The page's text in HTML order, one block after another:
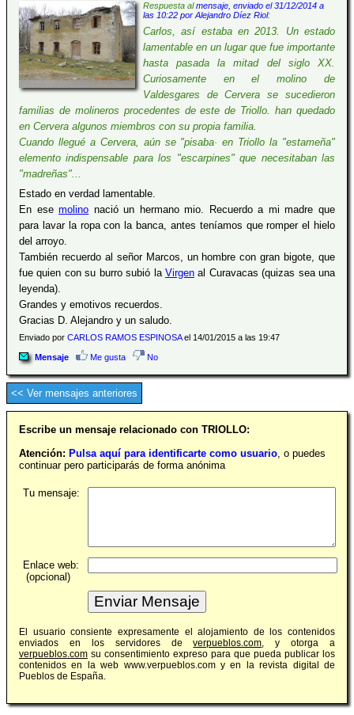
Respuesta almensaje, enviado el 31/12/2014 a
las 10:22 por Alejandro Díez Riol:
Carlos, así estaba en 2013. Un estado
lamentable en un lugar que fue importante
hasta pasada la mitad del siglo XX.
Curiosamente en el molino de
Valdesgares de Cervera se sucedieron
familias de molineros procedentes de este de Triollo. han quedado
en Cervera algunos miembros con su propia familia.
Cuando llegué a Cervera, aún se "pisaba· en Triollo la "estameña"
elemento indispensable para los "escarpines" que necesitaban las
"madreñas"...
Estado en verdad lamentable.
En esemolino nació un hermano mio. Recuerdo a mi madre que
para lavar la ropa con la banca, antes teníamos que romper el hielo
del arroyo.
También recuerdo al señor Marcos, un hombre con gran bigote, que
fue quien con su burro subió la Virgenal Curavacas (quizas sea una
leyenda).
Grandes y emotivos recuerdos.
Gracias D. Alejandro y un saludo.
Enviado por CARLOS RAMOS ESPINOSAel 14/01/2015 a las 19:47
Mensaje Me gusta No
<< Ver mensajes anteriores
Escribe un mensaje relacionado con TRIOLLO:
Atención: Pulsa aquí para identificarte como usuario, o puedes
continuar pero participarás de forma anónima
Tu mensaje:
Enlace web:
(opcional)
El usuario consiente expresamente el alojamiento de los contenidos
enviados en los servidores deverpueblos.com, y otorga a
verpueblos.com su consentimiento expreso para que pueda publicar los
contenidos en la web www.verpueblos.com y en la revista digital de
Pueblos de España.